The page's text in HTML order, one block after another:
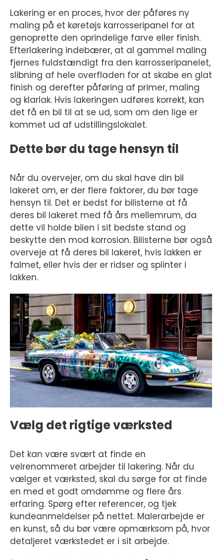
Lakering er en proces, hvor der påføres ny
maling på et køretøjs karrosseripanel for at
genoprette den oprindelige farve eller finish.
Efterlakering indebærer, at al gammel maling
fjernes fuldstændigt fra den karrosseripanelet,
slibning af hele overfladen for at skabe en glat
finish og derefter påføring af primer, maling
og klarlak. Hvis lakeringen udføres korrekt, kan
det få en bil til at se ud, som om den lige er
kommet ud af udstillingslokalet.
Dette bør du tage hensyn til
Når du overvejer, om du skal have din bil
lakeret om, er der flere faktorer, du bør tage
hensyn til. Det er bedst for bilisterne at få
deres bil lakeret med få års mellemrum, da
dette vil holde bilen i sit bedste stand og
beskytte den mod korrosion. Bilisterne bør også
overveje at få deres bil lakeret, hvis lakken er
falmet, eller hvis der er ridser og splinter i
lakken.
Vælg det rigtige værksted
Det kan være svært at finde en
velrenommeret arbejder til lakering. Når du
vælger et værksted, skal du sørge for at finde
en med et godt omdømme og flere års
erfaring. Spørg efter referencer, og tjek
kundeanmeldelser på nettet. Malerarbejde er
en kunst, så du bør være opmærksom på, hvor
detaljeret værkstedet er i sit arbejde.